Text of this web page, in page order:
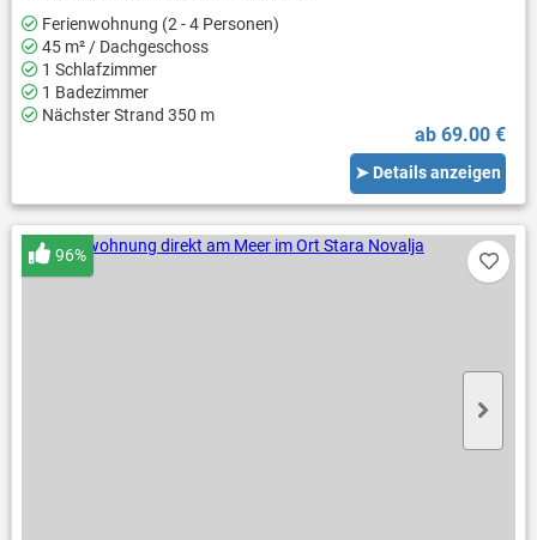
Ferienwohnung (2 - 4 Personen)
45 m² / Dachgeschoss
1 Schlafzimmer
1 Badezimmer
Nächster Strand 350 m
ab 69.00 €
➤ Details anzeigen
96%